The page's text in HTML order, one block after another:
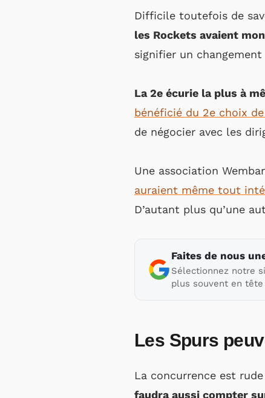
Difficile toutefois de
les Rockets avaient
signifier un
La 2e écurie la plus à
bénéficié du 2e choix
de négocier avec les
Une association
auraient même tout
D’autant plus qu’une
Faites de nous
Sélectionnez notre
plus souvent en
Les Spurs
La concurrence est
faudra aussi compter